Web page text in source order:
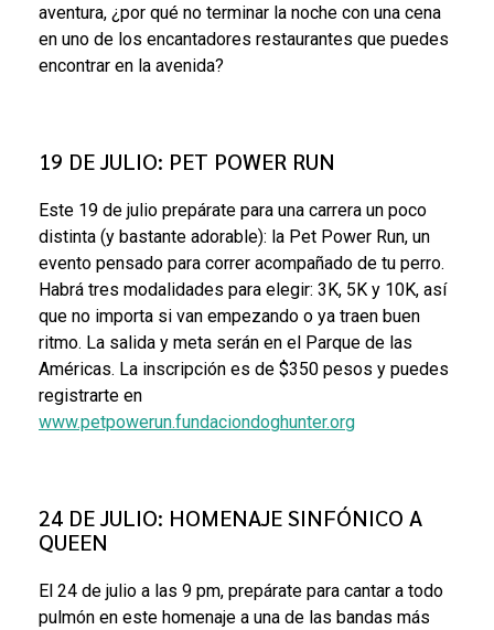
aventura, ¿por qué no terminar la noche con una cena
en uno de los encantadores restaurantes que puedes
encontrar en la avenida?
19 DE JULIO: PET POWER RUN
Este 19 de julio prepárate para una carrera un poco
distinta (y bastante adorable): la Pet Power Run, un
evento pensado para correr acompañado de tu perro.
Habrá tres modalidades para elegir: 3K, 5K y 10K, así
que no importa si van empezando o ya traen buen
ritmo. La salida y meta serán en el Parque de las
Américas. La inscripción es de $350 pesos y puedes
registrarte en
www.petpowerun.fundaciondoghunter.org
24 DE JULIO: HOMENAJE SINFÓNICO A
QUEEN
El 24 de julio a las 9 pm, prepárate para cantar a todo
pulmón en este homenaje a una de las bandas más